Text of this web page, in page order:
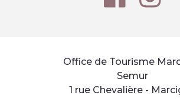
Office de Tourisme
Semur
1 rue Chevalière -